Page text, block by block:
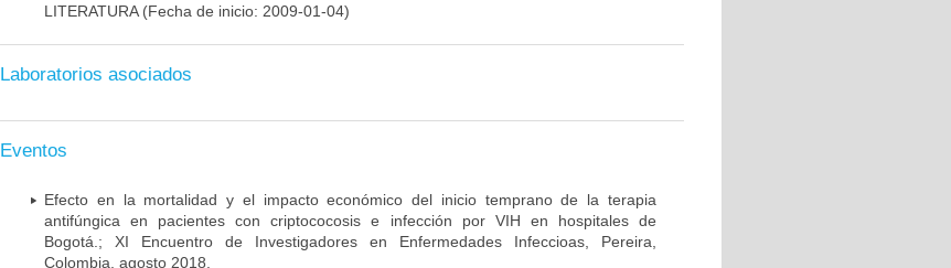
LITERATURA(Fecha de inicio: 2009-01-04)
Laboratorios asociados
Eventos
Efecto en la mortalidad y el impacto económico del inicio temprano de la terapia
antifúngica en pacientes con criptococosis e infección por VIH en hospitales de
Bogotá.; XI Encuentro de Investigadores en Enfermedades Infeccioas, Pereira,
Colombia, agosto 2018.